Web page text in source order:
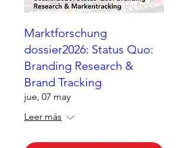
Marktforschung
dossier2026: Status Quo:
Branding Research &
Brand Tracking
jue, 07 may
Leer más